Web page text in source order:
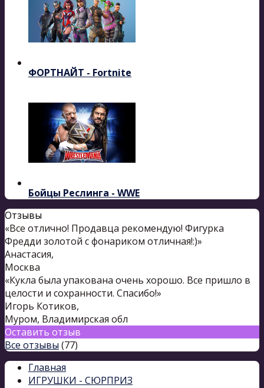
ФОРТНАЙТ - Fortnite
Бойцы Реслинга - WWE
Отзывы
«Все отлично! Продавца рекомендую! Фигурка
Фредди золотой с фонариком отличная!:)»
Анастасия,
Москва
«Кукла была упакована очень хорошо. Все пришло в
целости и сохранности. Спасибо!»
Игорь Котиков,
Муром, Владимирская обл
Оставить отзыв
Все отзывы (77)
Главная
ИГРУШКИ - СЮРПРИЗ